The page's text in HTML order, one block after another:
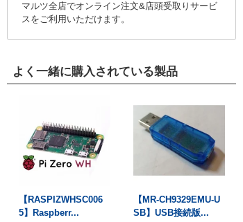
マルツ全店でオンライン注文&店頭受取りサービ
スをご利用いただけます。
よく一緒に購入されている製品
【RASPIZWHSC006
5】Raspberr...
【MR-CH9329EMU-U
SB】USB接続版...